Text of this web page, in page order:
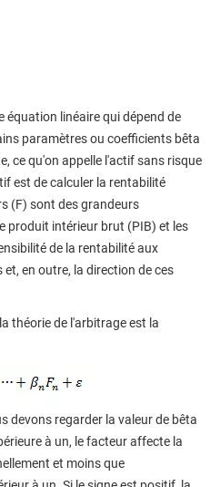
équation linéaire qui dépend de
paramètres ou coefficients bêta
ce qu'on appelle l'actif sans risque
est de calculer la rentabilité
(F) sont des grandeurs
produit intérieur brut (PIB) et les
de la rentabilité aux
en outre, la direction de ces
théorie de l'arbitrage est la
devons regarder la valeur de bêta
à un, le facteur affecte la
et moins que